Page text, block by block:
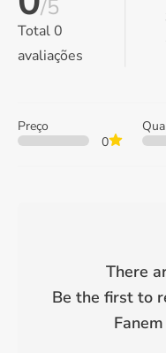
/5
Total0
avaliações
Preço
0
There
Be the first to